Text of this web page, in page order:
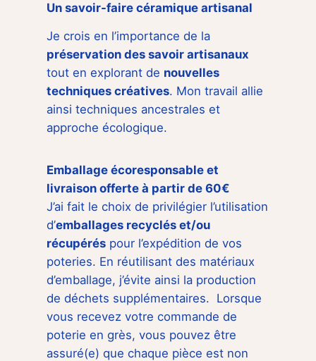
Un savoir-faire céramique artisanal
Je crois en l’importance de la
préservation des savoir artisanaux
tout en explorant de nouvelles
techniques créatives. Mon travail allie
ainsi techniques ancestrales et
approche écologique.
Emballage écoresponsable et
livraison offerte à partir de 60€
J’ai fait le choix de privilégier l’utilisation
d’emballages recyclés et/ou
récupérés pour l’expédition de vos
poteries. En réutilisant des matériaux
d’emballage, j’évite ainsi la production
de déchets supplémentaires. Lorsque
vous recevez votre commande de
poterie en grès, vous pouvez être
assuré(e) que chaque pièce est non